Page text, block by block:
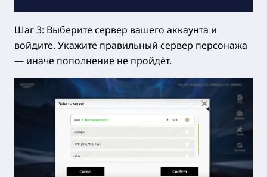
Шаг 3: Выберите сервер вашего аккаунта и
войдите. Укажите правильный сервер персонажа
— иначе пополнение не пройдёт.